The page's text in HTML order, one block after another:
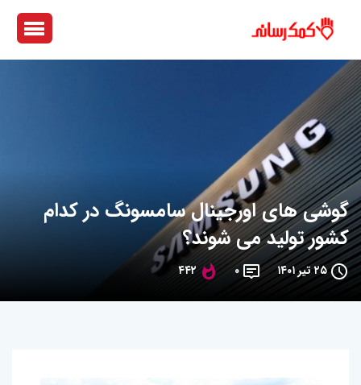
گوشی های اورجینال سامسونگ در کدام
کشور تولید می شوند؟
۲۵ تیر ۱۴۰۱ ۰ ۴۴۲